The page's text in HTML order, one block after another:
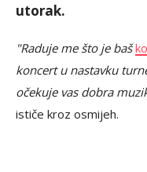
utorak.
"Raduje me što je baš
koncert u nastavku
očekuje vas dobra
ističe kroz osmijeh.